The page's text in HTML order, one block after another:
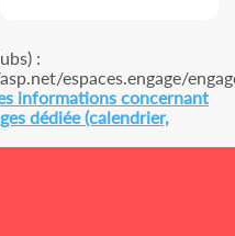
:
espaces.engage/
informations concernant
dédiée (calendrier,